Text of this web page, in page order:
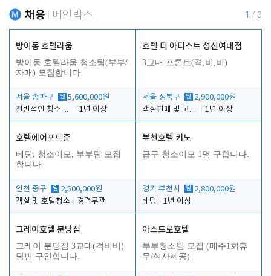
채용 메인박스 1 / 3
방이동 호텔라움
방이동 호텔라움 청소팀(부부/
자매) 모집합니다.
서울 송파구 월 5,600,000원
전반적인 청소 업무(객실청소.객실정리)
1년 이상
호텔 디 아티스트 성신여대점
3교대 프론트(격,비,비)
서울 성북구 월 2,900,000원
객실판매 및 고객응대
1년 이상
호텔에어포트준
베팅, 청소이모, 부부팀 모집
합니다.
인천 중구 월 2,500,000원
객실 및 호텔청소
경력무관
부천호텔 키노
급구 청소이모 1명 구합니다.
경기 부천시 월 2,800,000원
베팅
1년 이상
그레이호텔 분당점
그레이 분당점 3교대(격비비)
당번 구인합니다.
아스트로호텔
부부청소팀 모집 (매주1회휴
무/식사제공)